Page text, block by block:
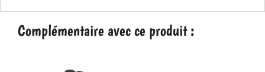
in
the
Complémentaire avec ce produit :